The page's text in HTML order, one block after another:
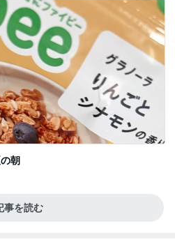
朝
事を読む